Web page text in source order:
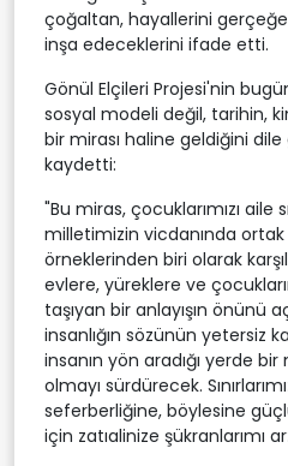
çoğaltan, hayallerini
inşa edeceklerini ifade etti.
Gönül Elçileri Projesi'nin
sosyal modeli değil, tarihin,
bir mirası haline geldiğini
kaydetti:
"Bu miras, çocuklarımızı aile
milletimizin vicdanında
örneklerinden biri olarak
evlere, yüreklere ve
taşıyan bir anlayışın önünü
insanlığın sözünün yetersiz
insanın yön aradığı yerde
olmayı sürdürecek.
seferberliğine, böylesine
için zatıalinize şükranlarımı